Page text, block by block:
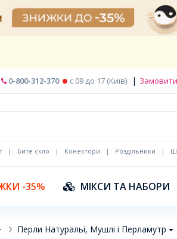
0-800-312-370 c 09 до 17 (Київ) |
| Бите скло | Конектори | Роздільники |
-35% МІКСИ ТА НАБОРИ
Перли Натуральі, Мушлі і Перламутр